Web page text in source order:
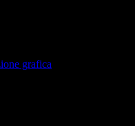
grafica